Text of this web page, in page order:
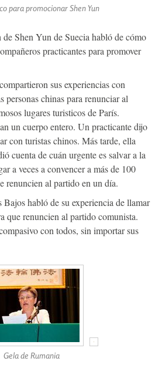
para promocionar Shen Yun
Shen Yun de Suecia habló de cómo
practicantes para promover
sus experiencias con
personas chinas para renunciar al
lugares turisticos de París.
un cuerpo entero. Un practicante dijo
con turistas chinos. Más tarde, ella
cuenta de cuán urgente es salvar a la
a veces a convencer a más de 100
renuncien al partido en un día.
Bajos habló de su experiencia de llamar
que renuncien al partido comunista.
con todos, sin importar sus
Gela de Rumania